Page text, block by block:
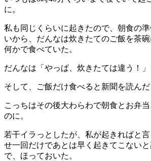
に。
私も同じくらいに起きたので、朝食の
いから、だんなは炊きたてのご飯を茶
何かで食べていた。
だんなは「やっぱ、炊きたては違う！」
そして、ご飯だけ食べると新聞を読んだ
こっちはその後大わらわで朝食とお弁
のに。
若干イラっとしたが、私が起きればと
せ一回だけであとは早く起きてこない
で、ほっておいた。